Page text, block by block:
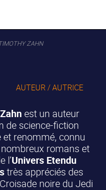
ZAHN
AUTEUR / AUTRICE
est un auteur
de science-fiction
et renommé, connu
romans et
l’Univers Etendu
très appréciés des
noire du Jedi